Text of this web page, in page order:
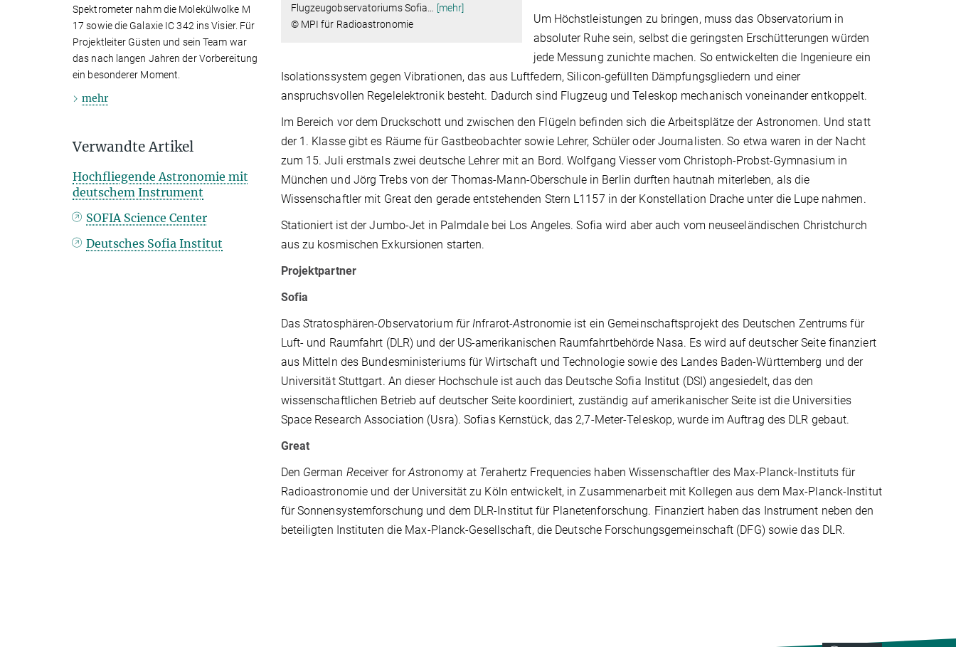
Flugzeugobservatoriums Sofia
[mehr]
© MPI für Radioastronomie
Um Höchstleistungen zu bringen, muss das Observatorium in
absoluter Ruhe sein, selbst die geringsten Erschütterungen würden
jede Messung zunichte machen. So entwickelten die Ingenieure ein
Isolationssystem gegen Vibrationen, das aus Luftfedern, Silicon-gefüllten Dämpfungsgliedern und einer
anspruchsvollen Regelelektronik besteht. Dadurch sind Flugzeug und Teleskop mechanisch voneinander entkoppelt.
Im Bereich vor dem Druckschott und zwischen den Flügeln befinden sich die Arbeitsplätze der Astronomen. Und statt
der 1. Klasse gibt es Räume für Gastbeobachter sowie Lehrer, Schüler oder Journalisten. So etwa waren in der Nacht
zum 15. Juli erstmals zwei deutsche Lehrer mit an Bord. Wolfgang Viesser vom Christoph-Probst-Gymnasium in
München und Jörg Trebs von der Thomas-Mann-Oberschule in Berlin durften hautnah miterleben, als die
Wissenschaftler mit Great den gerade entstehenden Stern L1157 in der Konstellation Drache unter die Lupe nahmen.
Stationiert ist der Jumbo-Jet in Palmdale bei Los Angeles. Sofia wird aber auch vom neuseeländischen Christchurch
aus zu kosmischen Exkursionen starten.
Projektpartner
Sofia
Das Stratosphären-Observatorium fürInfrarot-Astronomie ist ein Gemeinschaftsprojekt des Deutschen Zentrums für
Luft- und Raumfahrt (DLR) und der US-amerikanischen Raumfahrtbehörde Nasa. Es wird auf deutscher Seite finanziert
aus Mitteln des Bundesministeriums für Wirtschaft und Technologie sowie des Landes Baden-Württemberg und der
Universität Stuttgart. An dieser Hochschule ist auch das Deutsche Sofia Institut (DSI) angesiedelt, das den
wissenschaftlichen Betrieb auf deutscher Seite koordiniert, zuständig auf amerikanischer Seite ist die Universities
Space Research Association (Usra). Sofias Kernstück, das 2,7-Meter-Teleskop, wurde im Auftrag des DLR gebaut.
Great
Den German Receiver forAstronomy at Terahertz Frequencies haben Wissenschaftler des Max-Planck-Instituts für
Radioastronomie und der Universität zu Köln entwickelt, in Zusammenarbeit mit Kollegen aus dem Max-Planck-Institut
für Sonnensystemforschung und dem DLR-Institut für Planetenforschung. Finanziert haben das Instrument neben den
beteiligten Instituten die Max-Planck-Gesellschaft, die Deutsche Forschungsgemeinschaft (DFG) sowie das DLR.
Spektrometer nahm die Molekülwolke M
17 sowie die Galaxie IC 342 ins Visier. Für
Projektleiter Güsten und sein Team war
das nach langen Jahren der Vorbereitung
ein besonderer Moment.
mehr
Verwandte Artikel
Hochfliegende Astronomie mit
deutschem Instrument
SOFIA Science Center
Deutsches Sofia Institut